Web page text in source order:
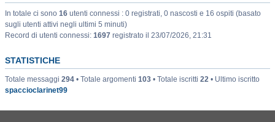
In totale ci sono 16 utenti connessi : 0 registrati, 0 nascosti e 16 ospiti (basato
sugli utenti attivi negli ultimi 5 minuti)
Record di utenti connessi: 1697 registrato il 23/07/2026, 21:31
STATISTICHE
Totale messaggi 294 • Totale argomenti 103 • Totale iscritti 22 • Ultimo iscritto
spaccioclarinet99